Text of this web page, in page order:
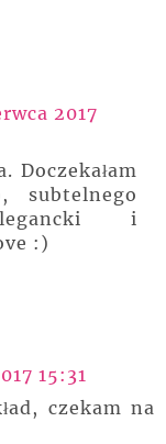
2017
Doczekałam
subtelnego
i
:)
15:31
czekam na